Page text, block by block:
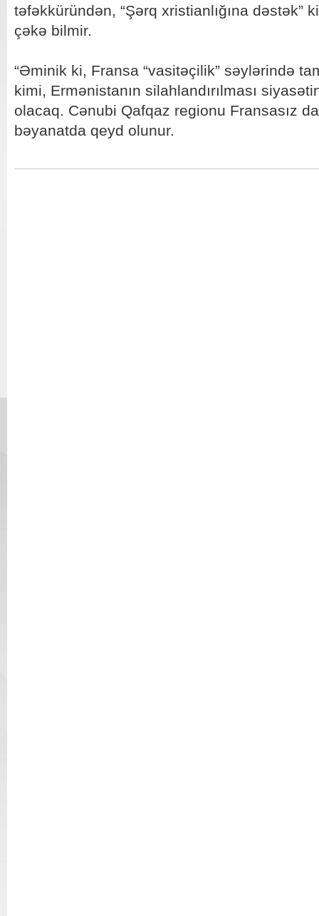
təfəkküründən, “Şərq xristianlığına dəstək”
çəkə bilmir.
“Əminik ki, Fransa “vasitəçilik” səylərində
kimi, Ermənistanın silahlandırılması
olacaq. Cənubi Qafqaz regionu Fransasız
bəyanatda qeyd olunur.